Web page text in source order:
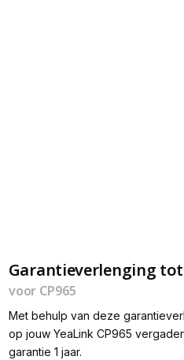
Garantieverlenging
voor CP965
Met behulp van deze
op jouw YeaLink CP965
garantie 1 jaar.